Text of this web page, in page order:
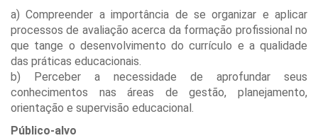
a) Compreender a importância de se organizar e aplicar
processos de avaliação acerca da formação profissional no
que tange o desenvolvimento do currículo e a qualidade
das práticas educacionais.
b) Perceber a necessidade de aprofundar seus
conhecimentos nas áreas de gestão, planejamento,
orientação e supervisão educacional.
Público-alvo